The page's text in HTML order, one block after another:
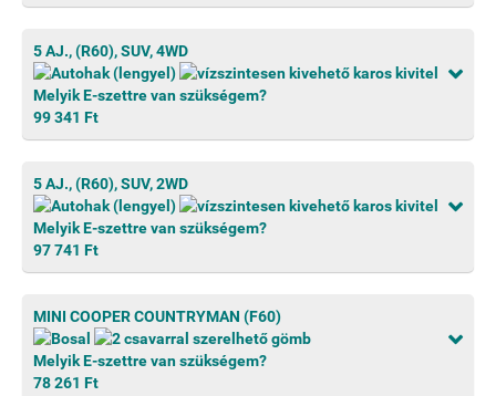
5 AJ., (R60), SUV, 4WD
Melyik E-szettre van szükségem?
99 341 Ft
5 AJ., (R60), SUV, 2WD
Melyik E-szettre van szükségem?
97 741 Ft
MINI COOPER COUNTRYMAN (F60)
Melyik E-szettre van szükségem?
78 261 Ft